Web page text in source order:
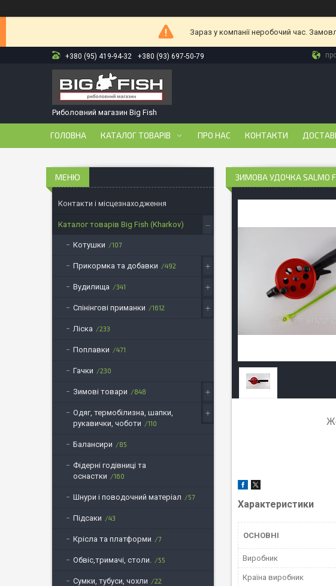
Зараз у компанії неробочий час.
+380 (95) 419-94-32 +380 (93) 697-50-79
Риболовний магазин Big Fish
ГОЛОВНА КАТАЛОГ ТОВАРІВ ПРО НАС КОНТАКТИ
ЗИМОВА УДОЧКА SALMO
Характеристики
ОСНОВНІ
Виробник
Країна виробник
Контакти і місцезнаходження
Каталог товарів Big Fish (Kharkov)
Котушки 107
Прикормка та добавки 492
Вудилища 341
Спінінгові приманки 1612
Ліска 233
Поплавки 471
Гачки 230
Зимові товари 848
Одяг, термобілизна, шапки,
рукавички, чоботи
110
Балансири 85
Фідерні годівниці та
оснастки
160
Шнури і поводочний матеріал 57
Підсаки 43
Крісла та платформи 7
Обвіс,тримачі, столи. 55
Сумки, тубуси, чохли 22